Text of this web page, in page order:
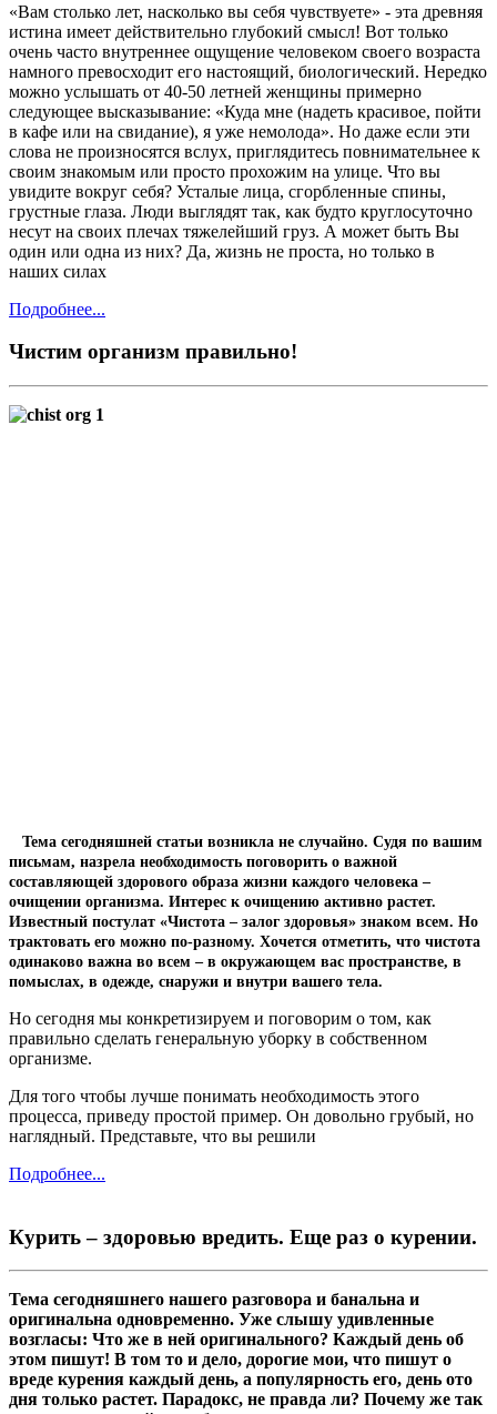
«Вам столько лет, насколько вы себя чувствуете» - эта древняя
истина имеет действительно глубокий смысл! Вот только
очень часто внутреннее ощущение человеком своего возраста
намного превосходит его настоящий, биологический. Нередко
можно услышать от 40-50 летней женщины примерно
следующее высказывание: «Куда мне (надеть красивое, пойти
в кафе или на свидание), я уже немолода». Но даже если эти
слова не произносятся вслух, приглядитесь повнимательнее к
своим знакомым или просто прохожим на улице. Что вы
увидите вокруг себя? Усталые лица, сгорбленные спины,
грустные глаза. Люди выглядят так, как будто круглосуточно
несут на своих плечах тяжелейший груз. А может быть Вы
один или одна из них? Да, жизнь не проста, но только в
наших силах
Подробнее...
Чистим организм правильно!
Тема сегодняшней статьи возникла не случайно. Судя по вашим
письмам, назрела необходимость поговорить о важной
составляющей здорового образа жизни каждого человека –
очищении организма. Интерес к очищению активно растет.
Известный постулат «Чистота – залог здоровья» знаком всем. Но
трактовать его можно по-разному. Хочется отметить, что чистота
одинаково важна во всем – в окружающем вас пространстве, в
помыслах, в одежде, снаружи и внутри вашего тела.
Но сегодня мы конкретизируем и поговорим о том, как
правильно сделать генеральную уборку в собственном
организме.
Для того чтобы лучше понимать необходимость этого
процесса, приведу простой пример. Он довольно грубый, но
наглядный. Представьте, что вы решили
Подробнее...
Курить – здоровью вредить. Еще раз о курении.
Тема сегодняшнего нашего разговора и банальна и
оригинальна одновременно. Уже слышу удивленные
возгласы: Что же в ней оригинального? Каждый день об
этом пишут! В том то и дело, дорогие мои, что пишут о
вреде курения каждый день, а популярность его, день ото
дня только растет. Парадокс, не правда ли? Почему же так